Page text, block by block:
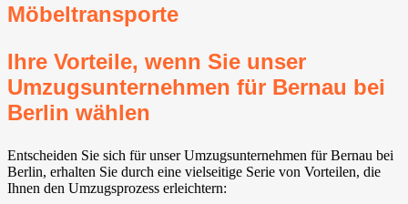
Möbeltransporte
Ihre Vorteile, wenn Sie unser
Umzugsunternehmen für Bernau bei
Berlin wählen
Entscheiden Sie sich für unser Umzugsunternehmen für Bernau bei
Berlin, erhalten Sie durch eine vielseitige Serie von Vorteilen, die
Ihnen den Umzugsprozess erleichtern: